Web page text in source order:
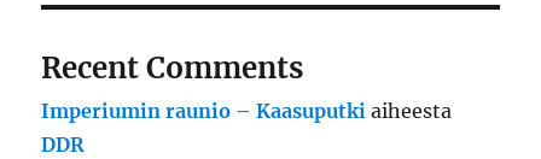
Recent Comments
Imperiumin raunio – Kaasuputki aiheesta
DDR